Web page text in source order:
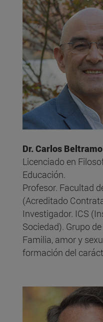
Dr. Carlos Beltramo
Licenciado en
Educación.
Profesor. Facultad
(Acreditado
Investigador. ICS
Sociedad). Grupo
Familia, amor y
formación del